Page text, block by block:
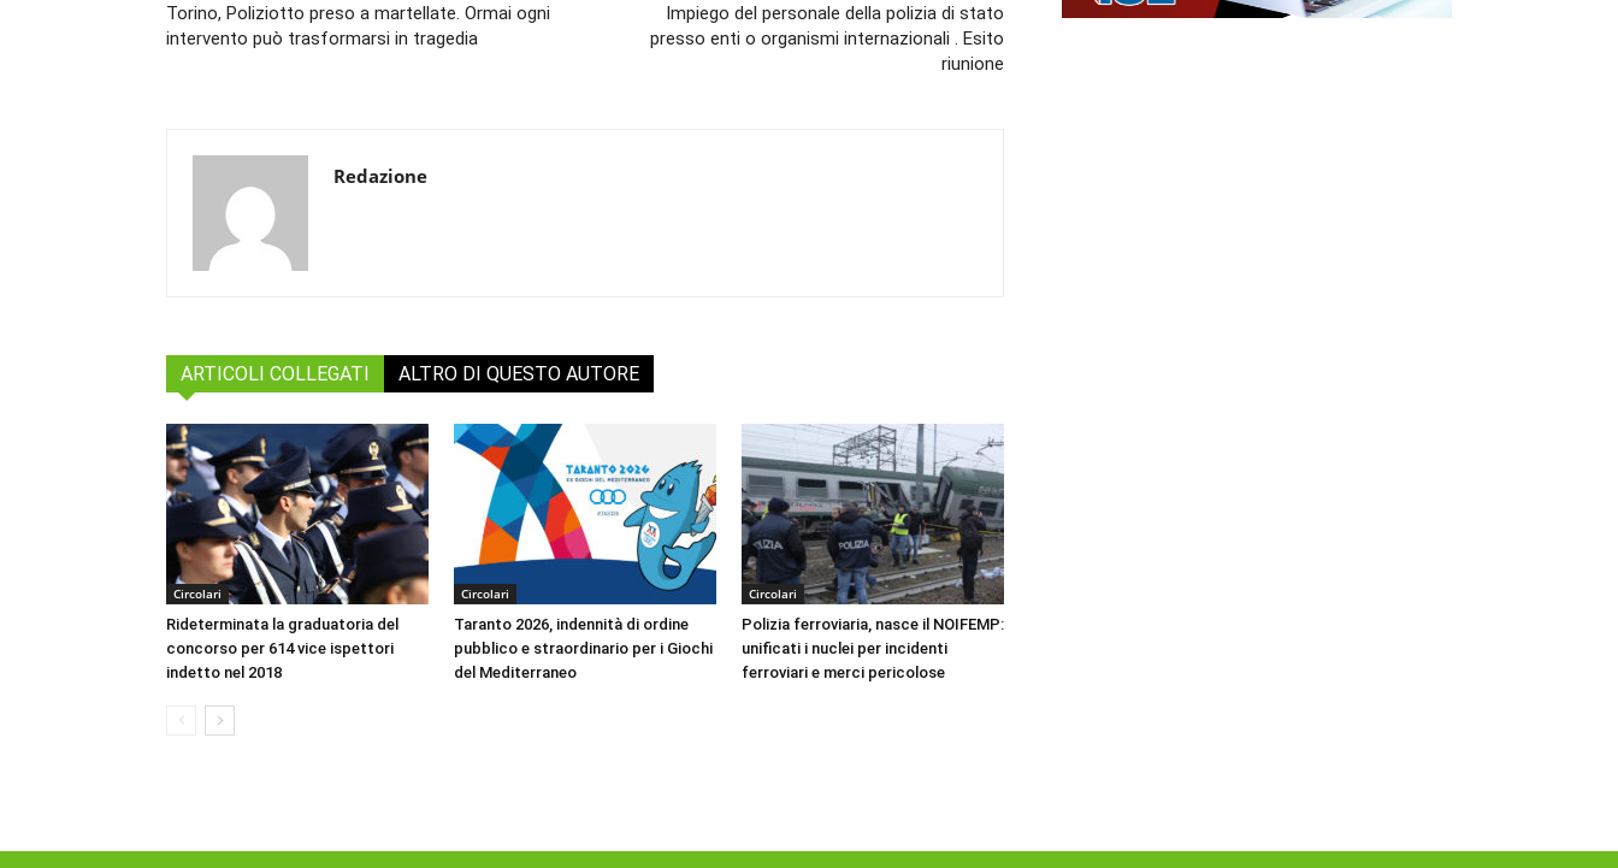
Torino, Poliziotto preso a martellate. Ormai ogni
intervento può trasformarsi in tragedia
Impiego del personale della polizia di stato
presso enti o organismi internazionali . Esito
riunione
Redazione
ARTICOLI COLLEGATI ALTRO DI QUESTO AUTORE
Circolari
Rideterminata la graduatoria del
concorso per 614 vice ispettori
indetto nel 2018
Circolari
Taranto 2026, indennità di ordine
pubblico e straordinario per i Giochi
del Mediterraneo
Circolari
Polizia ferroviaria, nasce il NOIFEMP:
unificati i nuclei per incidenti
ferroviari e merci pericolose